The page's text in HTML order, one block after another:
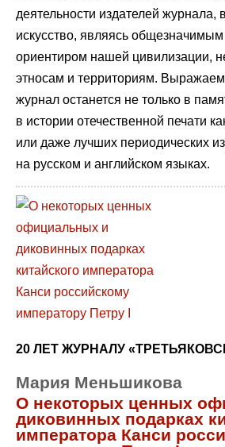
деятельности издателей журнала,
искусство, являясь
ориентиром нашей цивилизации,
этносам и территориям.
журнал останется не только в
в истории отечественной печати
или даже лучших периодических
на русском и английском языках.
20 ЛЕТ ЖУРНАЛУ
Мария Меньшикова
О некоторых ценных
диковинных подарках
императора Канси